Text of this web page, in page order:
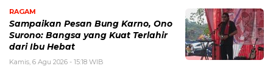
RAGAM
Sampaikan Pesan Bung Karno, Ono
Surono: Bangsa yang Kuat Terlahir
dari Ibu Hebat
Kamis, 6 Agu 2026 - 15:18 WIB